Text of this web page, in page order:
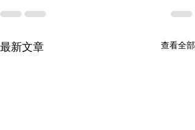
最新文章 查看全部